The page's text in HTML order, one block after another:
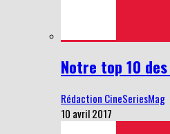
Notre top 10
Rédaction CineSeriesMag
10 avril 2017